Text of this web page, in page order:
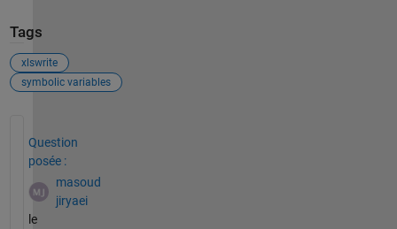
Tags
xlswrite
symbolic variables
Question
posée :
masoud
jiryaei
le